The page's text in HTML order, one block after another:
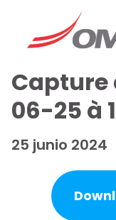
Capture
06-25 à
25 junio 2024